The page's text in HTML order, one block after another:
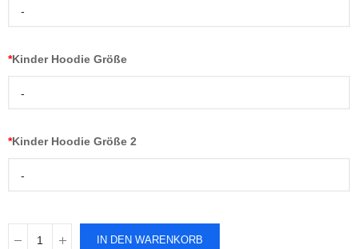
-
*Kinder Hoodie Größe
-
*Kinder Hoodie Größe 2
-
IN DEN WARENKORB